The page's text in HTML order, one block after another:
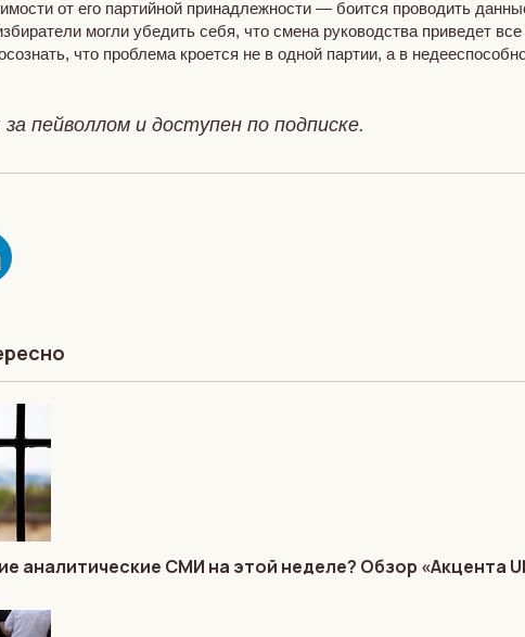
от его партийной принадлежности — боится проводить
могли убедить себя, что смена руководства приведет
что проблема кроется не в одной партии, а в
пейволлом и доступен по подписке.
аналитические СМИ на этой неделе? Обзор «Акцента